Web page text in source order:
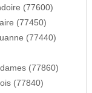
(77600)
(77450)
(77440)
(77860)
(77840)